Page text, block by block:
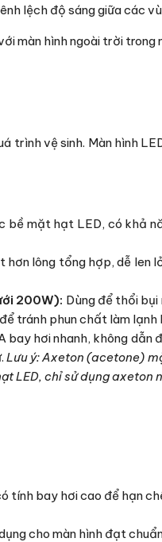
lệch độ sáng giữa các
màn hình ngoài trời trong
vệ sinh. Màn hình
bề mặt hạt LED, có khả
hơn lông tổng hợp, dễ len
200W): Dùng để thổi
tránh phun chất làm lạnh
bay hơi nhanh, không dẫn
Lưu ý: Axeton (acetone)
chỉ sử dụng axeton
tính bay hơi cao để hạn
cho màn hình đạt